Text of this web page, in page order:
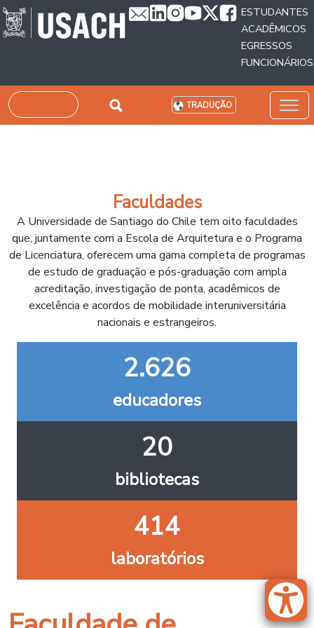
Passar para o conteúdo principal
ESTUDANTES
ACADÊMICOS
EGRESSOS
FUNCIONÁRIOS
Pesquisar TRADUÇÃO
Faculdades
A Universidade de Santiago do Chile tem oito faculdades
que, juntamente com a Escola de Arquitetura e o Programa
de Licenciatura, oferecem uma gama completa de programas
de estudo de graduação e pós-graduação com ampla
acreditação, investigação de ponta, acadêmicos de
excelência e acordos de mobilidade interuniversitária
nacionais e estrangeiros.
2.626
educadores
20
bibliotecas
414
laboratórios